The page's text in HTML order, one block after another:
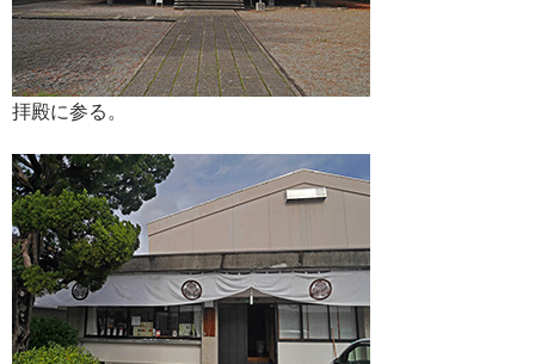
拝殿に参る。